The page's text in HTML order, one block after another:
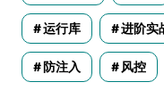
运行库 进阶实
防注入 风控